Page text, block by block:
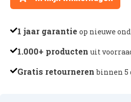
(INZET)
-
27690
aantal
1 jaar garantie op nieuwe
1.000+ producten uit
Gratis retournerenbinnen 5